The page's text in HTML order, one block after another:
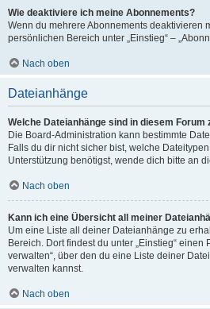
Wie deaktiviere ich meine Abonnements?
Wenn du mehrere Abonnements deaktivieren
persönlichen Bereich unter „Einstieg“ –
Nach oben
Dateianhänge
Welche Dateianhänge sind in diesem Forum
Die Board-Administration kann bestimmte
Falls du dir nicht sicher bist, welche
Unterstützung benötigst, wende dich bitte an
Nach oben
Kann ich eine Übersicht all meiner
Um eine Liste all deiner Dateianhänge zu
Bereich. Dort findest du unter „Einstieg“ einen
verwalten“, über den du eine Liste deiner
verwalten kannst.
Nach oben